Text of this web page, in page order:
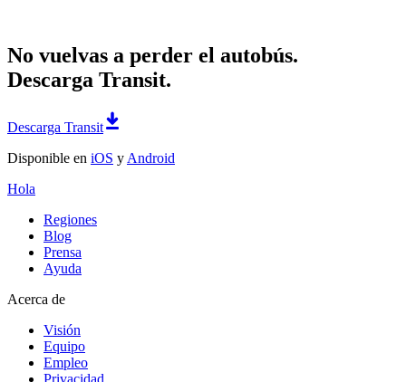
No vuelvas a perder el autobús.
Descarga Transit.
Descarga Transit
Disponible en iOS y Android
Hola
Regiones
Blog
Prensa
Ayuda
Acerca de
Visión
Equipo
Empleo
Privacidad